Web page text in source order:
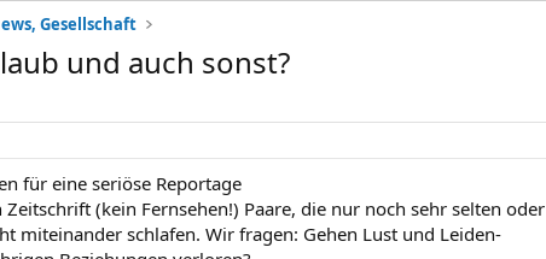
Gesellschaft
und auch sonst?
für eine seriöse Reportage
(kein Fernsehen!) Paare, die nur noch sehr selten oder
miteinander schlafen. Wir fragen: Gehen Lust und Leiden-